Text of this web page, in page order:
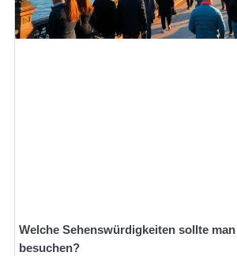
Welche Sehenswürdigkeiten sollte
besuchen?